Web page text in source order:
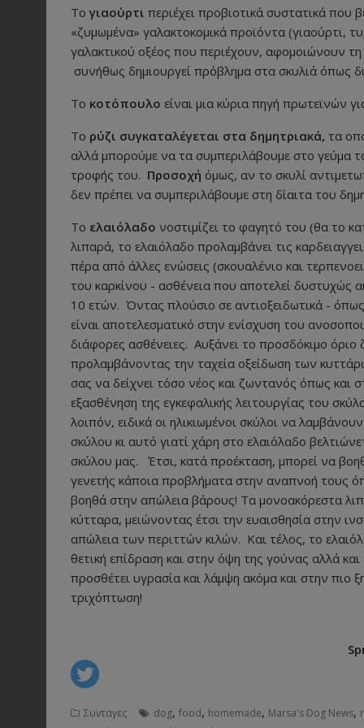
Τογιαούρτι περιέχει προβιοτικά συστατικά
«ζυμωμένα» γαλακτοκομικά προϊόντα (γιαούρτι,
γαλακτικού οξέος που περιέχουν, αφομοιώνουν
συνήθως δημιουργεί πρόβλημα στα σκυλιά όπως
Το κοτόπουλο είναι μια κύρια πηγή πρωτεϊνών
Το ρύζι συγκαταλέγεται στα δημητριακά, τα
αλλά μπορούμε να τα συμπεριλάβουμε στο γεύμα
τροφής του. Προσοχή όμως, αν το σκυλί
δεν πρέπει να συμπεριλάβουμε στη δίαιτα του
Το ελαιόλαδο νοστιμίζει το φαγητό του (θα το
λιπαρά, το ελαιόλαδο προλαμβάνει τις
πέρα από άλλες ενώσεις (σκουαλένιο και
του καρκίνου - ασθένεια που αποτελεί
10 ετών. Όντας πλούσιο σε αντιοξειδωτικά -
είναι αποτελεσματικό στην ενίσχυση του
διάφορες ασθένειες. Αυξάνει το προσδόκιμο
προλαμβάνοντας την ταχεία οξείδωση των
σας να δείχνει τόσο νέος και ζωντανός όπως
εξασθένηση της εγκεφαλικής λειτουργίας του
λοιπόν, ειδικά οι ηλικιωμένοι σκύλοι να
σκύλου κι αυτό γιατί χάρη στο ελαιόλαδο
σκύλου μας. Έτσι, κατά προέκταση, μπορεί να
γενετής κάποια προβλήματα στην αναπνοή τους
βοηθά στην απώλεια βάρους! Τα μονοακόρεστα
κύτταρα, μειώνοντας έτσι την ευαισθησία στην
απώλεια των περιττών κιλών. Και τέλος, το
θετική επίδραση και στην όψη της γούνας αλλά
προσθέτει υγρασία και λάμψη ακόμα και στην πιο
τριχόπτωση!
Συνταγες dog, food, homemade, Marsa's Dog News,